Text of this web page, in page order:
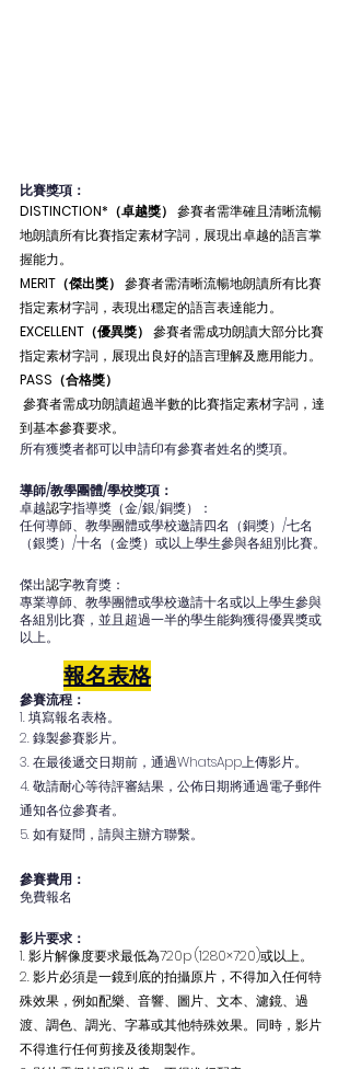
比賽獎項：
DISTINCTION*（卓越獎） 參賽者需準確且清晰流暢
地朗讀所有比賽指定素材字詞，展現出卓越的語言掌
握能力。
MERIT（傑出獎） 參賽者需清晰流暢地朗讀所有比賽
指定素材字詞，表現出穩定的語言表達能力。
EXCELLENT（優異獎） 參賽者需成功朗讀大部分比賽
指定素材字詞，展現出良好的語言理解及應用能力。
PASS（合格獎）
參賽者需成功朗讀超過半數的比賽指定素材字詞，達
到基本參賽要求。
所有獲獎者都可以申請印有參賽者姓名的獎項。
導師/教學團體/學校獎項：
卓越認字指導獎（金/銀/銅獎）：
任何導師、教學團體或學校邀請四名（銅獎）/七名
（銀獎）/十名（金獎）或以上學生參與各組別比賽。
傑出認字教育獎：
專業導師、教學團體或學校邀請十名或以上學生參與
各組別比賽，並且超過一半的學生能夠獲得優異獎或
以上。
報名表格
參賽流程：
1. 填寫報名表格。
2. 錄製參賽影片。
3. 在最後遞交日期前，通過WhatsApp上傳影片。
4. 敬請耐心等待評審結果，公佈日期將通過電子郵件
通知各位參賽者。
5. 如有疑問，請與主辦方聯繫。
參賽費用：
免費報名
影片要求：
1. 影片解像度要求最低為720p (1280×720)或以上。
2. 影片必須是一鏡到底的拍攝原片，不得加入任何特
殊效果，例如配樂、音響、圖片、文本、濾鏡、過
渡、調色、調光、字幕或其他特殊效果。同時，影片
不得進行任何剪接及後期製作。